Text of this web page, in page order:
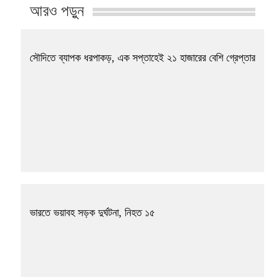
আরও পড়ুন
সৌদিতে ব্যাপক ধরপাকড়, এক সপ্তাহেই ২১ হাজারের বেশি গ্রেপ্তার
ভারতে ভয়াবহ সড়ক দুর্ঘটনা, নিহত ১৫